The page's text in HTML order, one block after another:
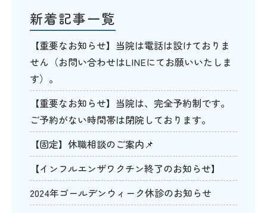
新着記事一覧
【重要なお知らせ】当院は電話は設けておりま
せん（お問い合わせはLINEにてお願いいたしま
す）。
【重要なお知らせ】当院は、完全予約制です。
ご予約がない時間帯は閉院しております。
【固定】休職相談のご案内📌
【インフルエンザワクチン終了のお知らせ】
2024年ゴールデンウィーク休診のお知らせ